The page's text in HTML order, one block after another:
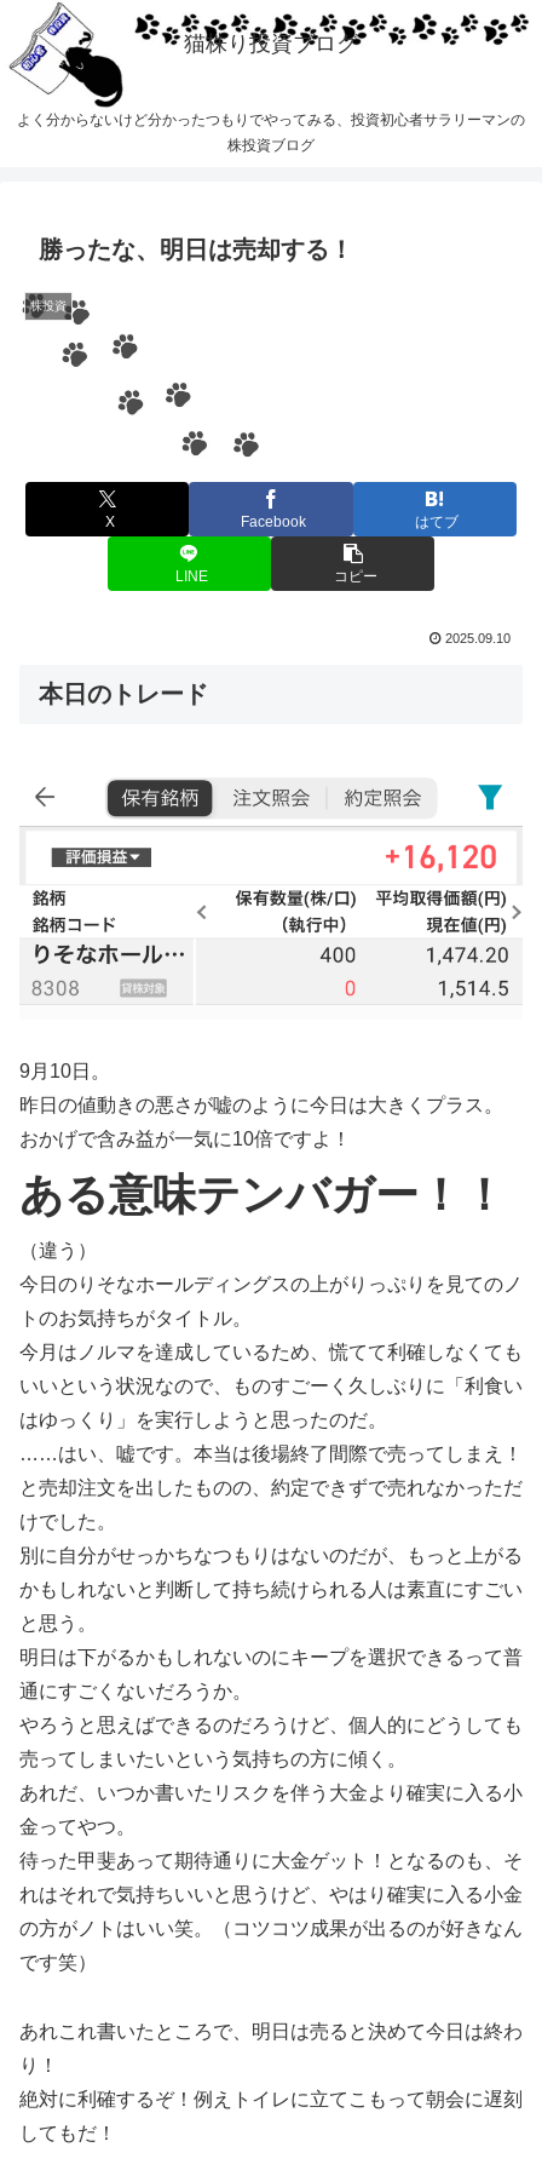
猫株り投資ブログ
よく分からないけど分かったつもりでやってみる、投資初心者サラリーマンの
株投資ブログ
勝ったな、明日は売却する！
株投資
X Facebook はてブ
LINE コピー
2025.09.10
本日のトレード
9月10日。
昨日の値動きの悪さが嘘のように今日は大きくプラス。
おかげで含み益が一気に10倍ですよ！
ある意味テンバガー！！
（違う）
今日のりそなホールディングスの上がりっぷりを見てのノ
トのお気持ちがタイトル。
今月はノルマを達成しているため、慌てて利確しなくても
いいという状況なので、ものすごーく久しぶりに「利食い
はゆっくり」を実行しようと思ったのだ。
……はい、嘘です。本当は後場終了間際で売ってしまえ！
と売却注文を出したものの、約定できずで売れなかっただ
けでした。
別に自分がせっかちなつもりはないのだが、もっと上がる
かもしれないと判断して持ち続けられる人は素直にすごい
と思う。
明日は下がるかもしれないのにキープを選択できるって普
通にすごくないだろうか。
やろうと思えばできるのだろうけど、個人的にどうしても
売ってしまいたいという気持ちの方に傾く。
あれだ、いつか書いたリスクを伴う大金より確実に入る小
金ってやつ。
待った甲斐あって期待通りに大金ゲット！となるのも、そ
れはそれで気持ちいいと思うけど、やはり確実に入る小金
の方がノトはいい笑。（コツコツ成果が出るのが好きなん
です笑）
あれこれ書いたところで、明日は売ると決めて今日は終わ
り！
絶対に利確するぞ！例えトイレに立てこもって朝会に遅刻
してもだ！